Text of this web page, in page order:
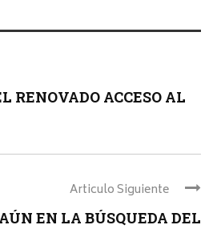
RENOVADO ACCESO AL
Articulo Siguiente
EN LA BÚSQUEDA DEL